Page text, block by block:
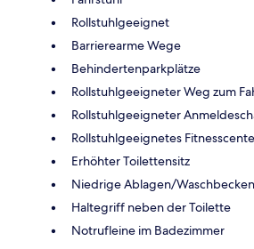
Rollstuhlgeeignet
Barrierearme Wege
Behindertenparkplätze
Rollstuhlgeeigneter Weg zum
Rollstuhlgeeigneter
Rollstuhlgeeignetes
Erhöhter Toilettensitz
Niedrige Ablagen/Waschbecken
Haltegriff neben der Toilette
Notrufleine im Badezimmer